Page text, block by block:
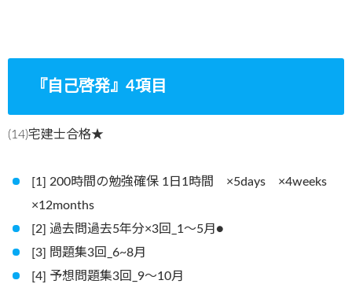
『自己啓発』4項目
(14)宅建士合格★
[1] 200時間の勉強確保 1日1時間 ×5days ×4weeks
×12months
[2] 過去問過去5年分×3回_1〜5月●
[3] 問題集3回_6~8月
[4] 予想問題集3回_9〜10月